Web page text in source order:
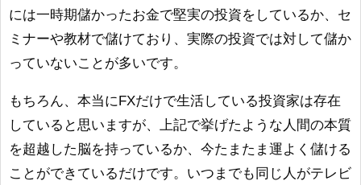
には一時期儲かったお金で堅実の投資をしているか、セ
ミナーや教材で儲けており、実際の投資では対して儲か
っていないことが多いです。
もちろん、本当にFXだけで生活している投資家は存在
していると思いますが、上記で挙げたような人間の本質
を超越した脳を持っているか、今たまたま運よく儲ける
ことができているだけです。いつまでも同じ人がテレビ